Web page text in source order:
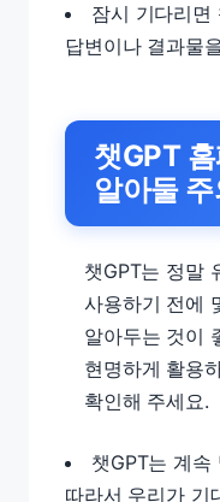
잠시 기다리면
답변이나 결과물
챗GPT
알아둘
챗GPT는 정말
사용하기 전에
알아두는 것이
현명하게 활용
확인해 주세요.
챗GPT는 계속
따라서 우리가 기